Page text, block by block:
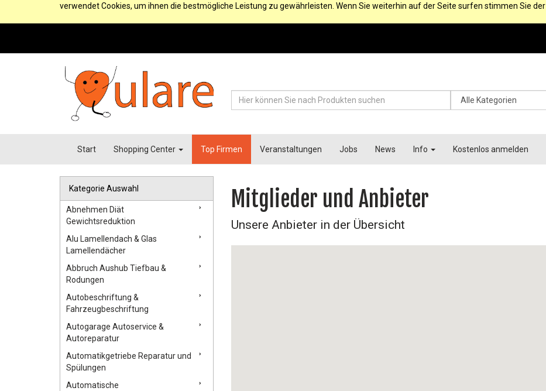
verwendet Cookies, um ihnen die bestmögliche Leistung zu gewährleisten. Wenn Sie weiterhin auf der Seite surfen stimmen Sie der
Start Shopping Center Top Firmen Veranstaltungen Jobs News Info Kostenlos anmelden
Mitglieder und Anbieter
Unsere Anbieter in der Übersicht
Kategorie Auswahl
Abnehmen Diät
Gewichtsreduktion
Alu Lamellendach & Glas
Lamellendächer
Abbruch Aushub Tiefbau &
Rodungen
Autobeschriftung &
Fahrzeugbeschriftung
Autogarage Autoservice &
Autoreparatur
Automatikgetriebe Reparatur und
Spülungen
Automatische